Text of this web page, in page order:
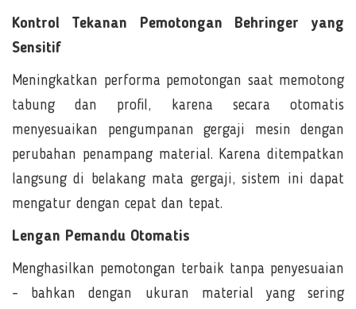
Kontrol Tekanan Pemotongan Behringer yang
Sensitif
Meningkatkan performa pemotongan saat memotong
tabung dan profil, karena secara otomatis
menyesuaikan pengumpanan gergaji mesin dengan
perubahan penampang material. Karena ditempatkan
langsung di belakang mata gergaji, sistem ini dapat
mengatur dengan cepat dan tepat.
Lengan Pemandu Otomatis
Menghasilkan pemotongan terbaik tanpa penyesuaian
- bahkan dengan ukuran material yang sering